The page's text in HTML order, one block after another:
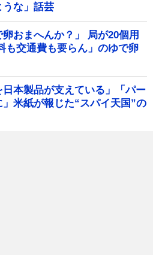
うな」話芸
おまへんか？」 局が20個用
交通費も要らん」のゆで卵
日本製品が支えている」「パー
」米紙が報じた“スパイ天国”の